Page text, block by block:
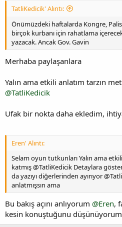
TatliKedicik' Alıntı:
Önümüzdeki haftalarda Kongre,
birçok kurbanı için rahatlama
yazacak. Ancak Gov. Gavin
Merhaba paylaşanlara
Yalın ama etkili anlatım tarzın
@TatliKedicik
Ufak bir nokta daha ekledim,
Eren' Alıntı:
Selam oyun tutkunları Yalın ama
katmış @TatliKedicik Detaylara
da yazıyı diğerlerinden ayırıyor
anlatmışsın ama
Bu bakış açını anlıyorum @Eren,
kesin konuştuğunu düşünüyorum